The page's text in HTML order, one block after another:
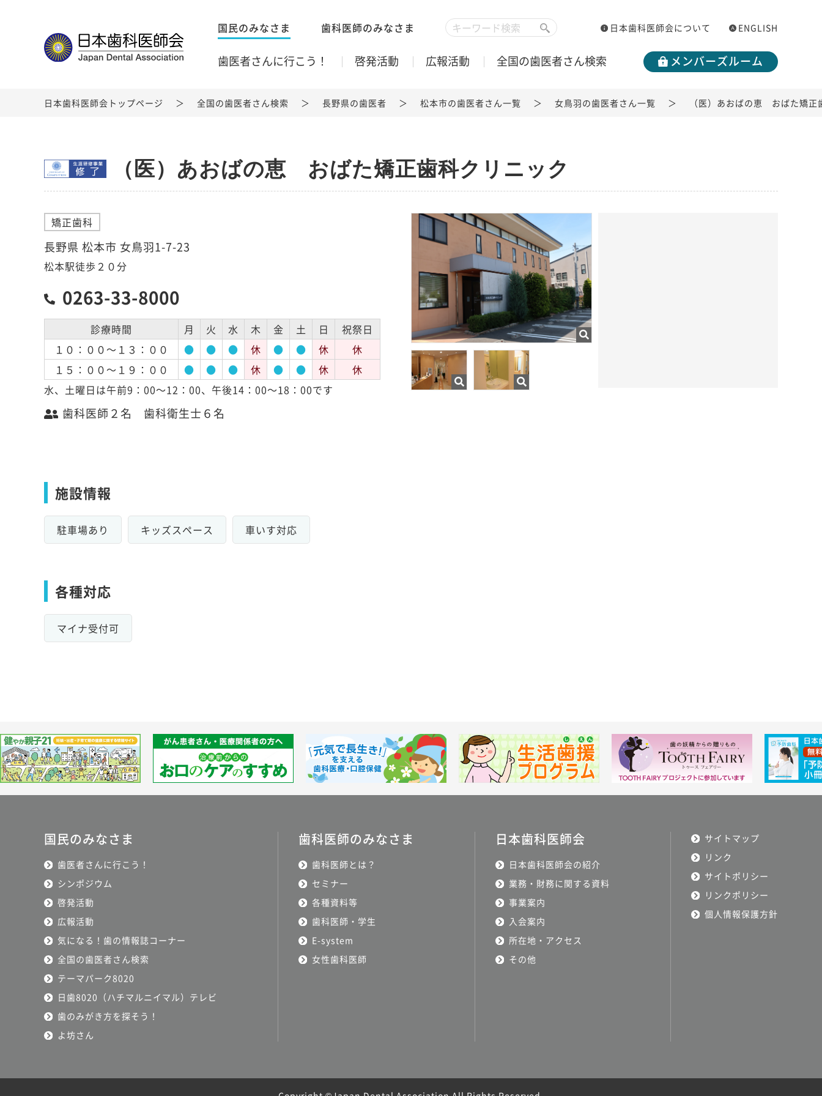
国民のみなさま 歯科医師のみなさま 日本歯科医師会について ENGLISH
歯医者さんに行こう！ 啓発活動 広報活動 全国の歯医者さん検索 メンバーズルーム
日本歯科医師会トップページ 全国の歯医者さん検索 長野県の歯医者 松本市の歯医者さん一覧 女鳥羽の歯医者さん一覧 （医）あおばの恵 おばた矯正
（医）あおばの恵 おばた矯正歯科クリニック
矯正歯科
長野県 松本市 女鳥羽1-7-23
松本駅徒歩２０分
0263-33-8000
診療時間 月 火 水 木 金 土 日
祝祭日
１０：００～１３：００
● ● ● 休 ● ● 休
休
１５：００～１９：００
● ● ● 休 ● ● 休
休
水、土曜日は午前9：00～12：00、午後14：00～18：00です
歯科医師２名 歯科衛生士６名
施設情報
駐車場あり キッズスペース 車いす対応
各種対応
マイナ受付可
国民のみなさま
歯医者さんに行こう！
シンポジウム
啓発活動
広報活動
気になる！歯の情報誌コーナー
全国の歯医者さん検索
テーマパーク8020
日歯8020（ハチマルニイマル）テレビ
歯のみがき方を探そう！
よ坊さん
歯科医師のみなさま
歯科医師とは？
セミナー
各種資料等
歯科医師・学生
E-system
女性歯科医師
日本歯科医師会
日本歯科医師会の紹介
業務・財務に関する資料
事業案内
入会案内
所在地・アクセス
その他
サイトマップ
リンク
サイトポリシー
リンクポリシー
個人情報保護方針